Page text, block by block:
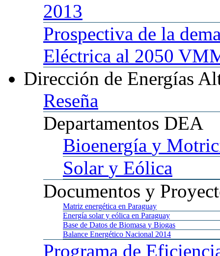
2013
Prospectiva de la
Eléctrica al 2050
Dirección de Energías
Reseña
Departamentos DEA
Bioenergía y
Solar y Eólica
Documentos y
Matriz energética en Paraguay
Energía solar y eólica en Paraguay
Base de Datos de Biomasa y Biogas
Balance Energético Nacional 2014
Programa de